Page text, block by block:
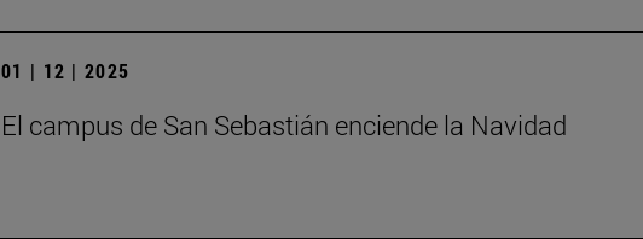
01 | 12 | 2025
El campus de San Sebastián enciende la Navidad